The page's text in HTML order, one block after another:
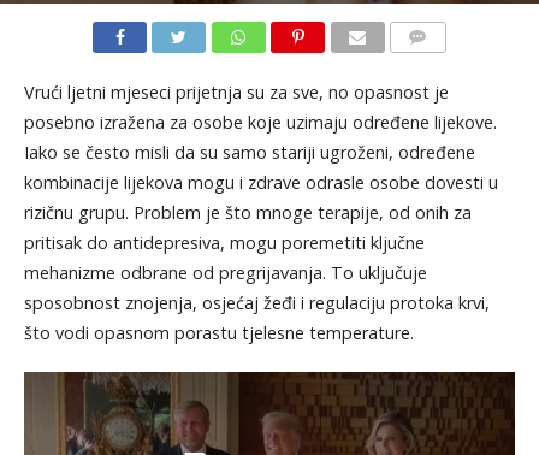
Vrući ljetni mjeseci prijetnja su za sve, no opasnost je
posebno izražena za osobe koje uzimaju određene lijekove.
Iako se često misli da su samo stariji ugroženi, određene
kombinacije lijekova mogu i zdrave odrasle osobe dovesti u
rizičnu grupu. Problem je što mnoge terapije, od onih za
pritisak do antidepresiva, mogu poremetiti ključne
mehanizme odbrane od pregrijavanja. To uključuje
sposobnost znojenja, osjećaj žeđi i regulaciju protoka krvi,
što vodi opasnom porastu tjelesne temperature.